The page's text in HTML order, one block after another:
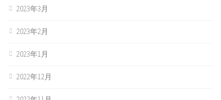
2023年3月
2023年2月
2023年1月
2022年12月